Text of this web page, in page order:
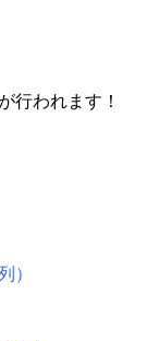
行われます！
）